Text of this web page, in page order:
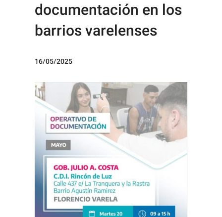
documentación en los
barrios varelenses
16/05/2025